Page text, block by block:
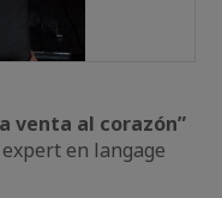
venta al corazón”
expert en langage